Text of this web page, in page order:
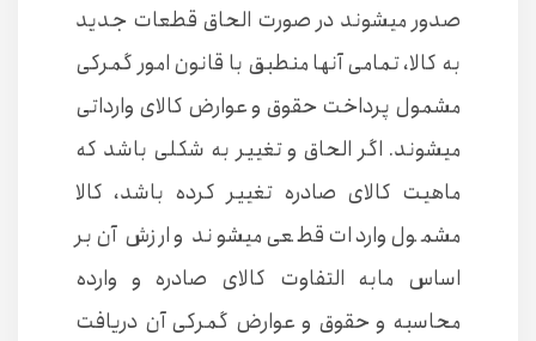
صدور میشوند در صورت الحاق قطعات جدید
به کالا، تمامی آنها منطبق با قانون امور گمرکی
مشمول پرداخت حقوق و عوارض کالای وارداتی
میشوند. اگر الحاق و تغییر به شکلی باشد که
ماهیت کالای صادره تغییر کرده باشد، کالا
مشمول واردات قطعی میشوند و ارزش آن بر
اساس مابه التفاوت کالای صادره و وارده
محاسبه و حقوق و عوارض گمرکی آن دریافت